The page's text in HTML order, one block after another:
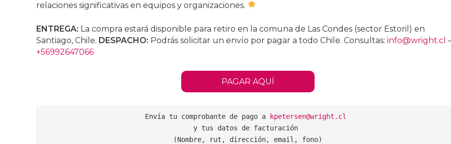
relaciones significativas en equipos y organizaciones.
ENTREGA: La compra estará disponible para retiro en la comuna de Las Condes (sector Estoril) en
Santiago, Chile. DESPACHO: Podrás solicitar un envío por pagar a todo Chile. Consultas: info@wright.cl
+56992647066
PAGAR AQUÍ
Envía tu comprobante de pago a
kpetersen@wright.cl
y tus datos de facturación
(Nombre, rut, dirección, email, fono)